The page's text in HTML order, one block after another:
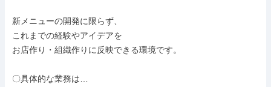
新メニューの開発に限らず、
これまでの経験やアイデアを
お店作り・組織作りに反映できる環境です。
〇具体的な業務は…